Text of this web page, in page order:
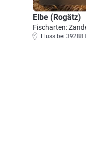
Elbe (Rogätz)
Fischarten:
Fluss bei 39288